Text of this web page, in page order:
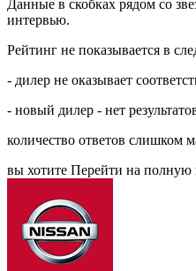
Данные в скобках рядом со
интервью.
Рейтинг не показывается в
- дилер не оказывает
- новый дилер - нет
количество ответов слишком
вы хотите Перейти на полную